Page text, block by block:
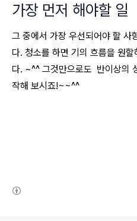
가장 먼저 해야할 일
그 중에서 가장 우선되어야 할 사
다. 청소를 하면 기의 흐름을 원
다. ~^^ 그것만으로도 반이상의
작해 보시죠!~~^^